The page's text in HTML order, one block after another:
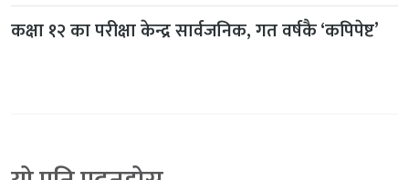
कक्षा १२ का परीक्षा केन्द्र सार्वजनिक, गत वर्षकै ‘कपिपेष्ट’